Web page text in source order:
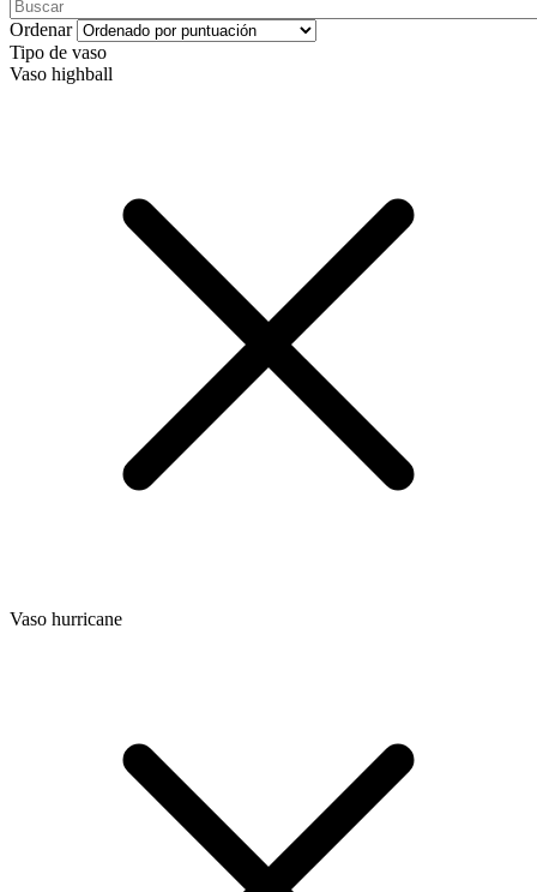
Ordenar
Tipo de vaso
Vaso highball
Vaso hurricane